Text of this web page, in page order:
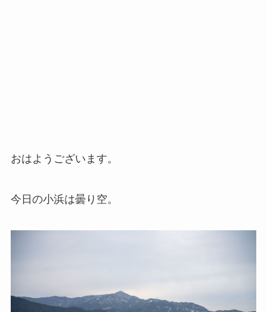
おはようございます。
今日の小浜は曇り空。